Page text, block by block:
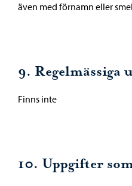
även med förnamn eller
9. Regelmässiga
Finns inte
10. Uppgifter